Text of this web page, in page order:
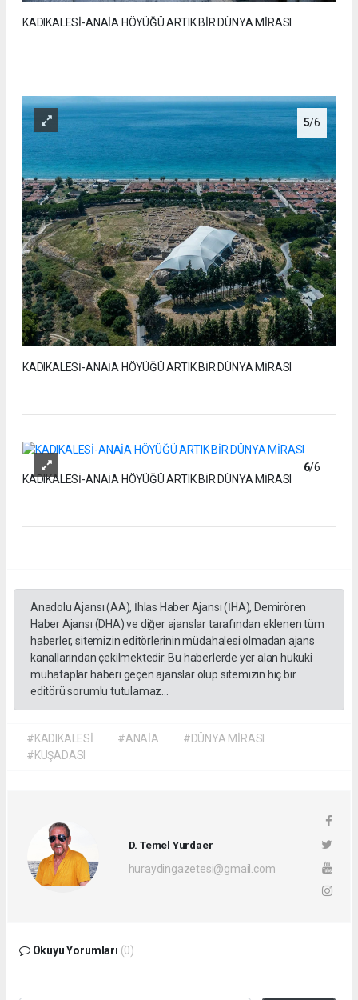
KADIKALESİ-ANAİA HÖYÜĞÜ ARTIK BİR DÜNYA MİRASI
5/6
KADIKALESİ-ANAİA HÖYÜĞÜ ARTIK BİR DÜNYA MİRASI
6/6
KADIKALESİ-ANAİA HÖYÜĞÜ ARTIK BİR DÜNYA MİRASI
Anadolu Ajansı (AA), İhlas Haber Ajansı (İHA), Demirören
Haber Ajansı (DHA) ve diğer ajanslar tarafından eklenen tüm
haberler, sitemizin editörlerinin müdahalesi olmadan ajans
kanallarından çekilmektedir. Bu haberlerde yer alan hukuki
muhataplar haberi geçen ajanslar olup sitemizin hiç bir
editörü sorumlu tutulamaz...
#KADIKALESİ #ANAİA
#DÜNYA MİRASI
#KUŞADASI
D. Temel Yurdaer
huraydingazetesi@gmail.com
Okuyu Yorumları (0)